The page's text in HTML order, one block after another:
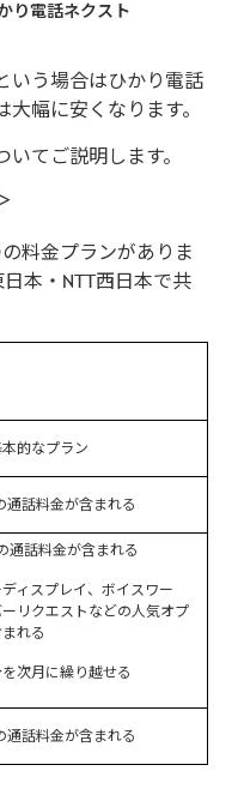
り電話ネクスト
いう場合はひかり電話
幅に安くなります。
てご説明します。
料金プランがありま
本・NTT西日本で共
的なプラン
通話料金が含まれる
通話料金が含まれる
ディスプレイ、ボイスワー
リクエストなどの人気オプ
れる
次月に繰り越せる
通話料金が含まれる